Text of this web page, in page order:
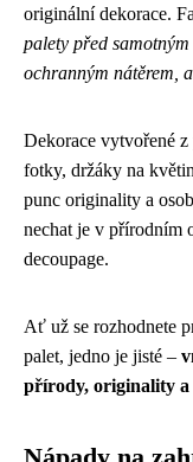
originální dekorace.
palety před
ochranným nátěrem,
Dekorace vytvořené
fotky, držáky na
punc originality a
nechat je v přírodním
decoupage.
Ať už se rozhodnete
palet, jedno je jisté –
přírody, originality a